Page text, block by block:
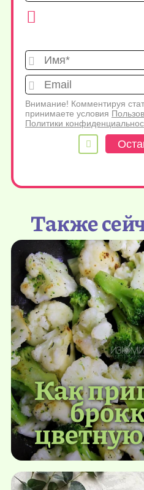
Внимание! Комментируя
принимаете условия
Политики
Также
Как